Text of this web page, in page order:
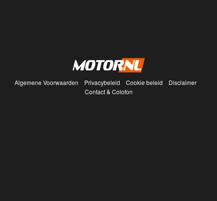
Algemene Voorwaarden Privacybeleid Cookie beleid
Disclaimer
Contact & Colofon